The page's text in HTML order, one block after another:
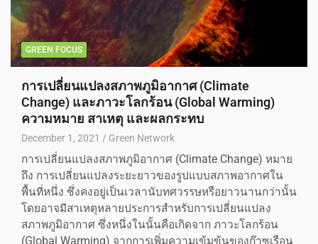
GREEN FOCUS
การเปลี่ยนแปลงสภาพภูมิอากาศ (Climate
Change) และภาวะโลกร้อน (Global Warming)
ความหมาย สาเหตุ และผลกระทบ
December 1, 2021 Green Network
การเปลี่ยนแปลงสภาพภูมิอากาศ (Climate Change) หมาย
ถึง การเปลี่ยนแปลงระยะยาวของรูปแบบสภาพอากาศใน
พื้นที่หนึ่ง ซึ่งคงอยู่เป็นเวลานับทศวรรษหรือยาวนานกว่านั้น
โดยอาจมีสาเหตุหลายประการสำหรับการเปลี่ยนแปลง
สภาพภูมิอากาศ ซึ่งหนึ่งในนั้นคือเกิดจาก ภาวะโลกร้อน